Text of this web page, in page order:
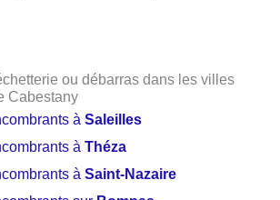
ou débarras dans les villes
Cabestany
àSaleilles
àThéza
àSaint-Nazaire